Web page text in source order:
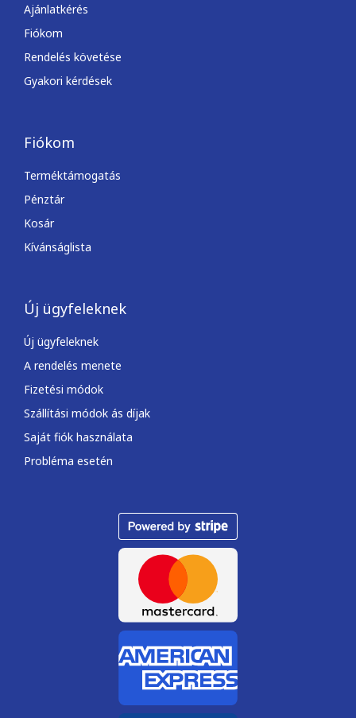
Ajánlatkérés
Fiókom
Rendelés követése
Gyakori kérdések
Fiókom
Terméktámogatás
Pénztár
Kosár
Kívánságlista
Új ügyfeleknek
Új ügyfeleknek
A rendelés menete
Fizetési módok
Szállítási módok ás díjak
Saját fiók használata
Probléma esetén